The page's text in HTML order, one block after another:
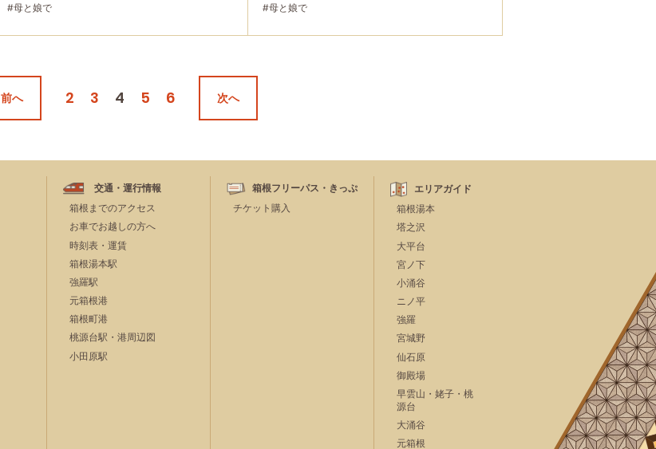
#母と娘で
#母と娘で
前へ 2 3 4 5 6 次へ
交通・運行情報
箱根までのアクセス
お車でお越しの方へ
時刻表・運賃
箱根湯本駅
強羅駅
元箱根港
箱根町港
桃源台駅・港周辺図
小田原駅
箱根フリーパス・きっぷ
チケット購入
エリアガイド
箱根湯本
塔之沢
大平台
宮ノ下
小涌谷
ニノ平
強羅
宮城野
仙石原
御殿場
早雲山・姥子・桃
源台
大涌谷
元箱根